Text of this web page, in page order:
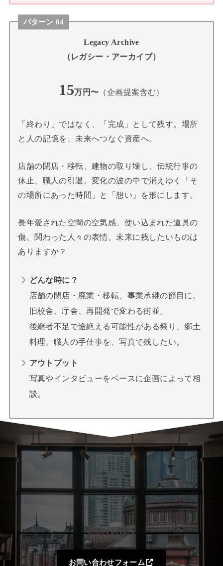
パターン 04
Legacy Archive
（レガシー・アーカイブ）
15万円〜 （企画提案含む）
「終わり」ではなく、「完成」として残す。場所
と人の記憶を、未来へつなぐ資産へ。
店舗の閉店・移転、建物の取り壊し、伝統行事の
休止、職人の引退。変化の波の中で消えゆく「そ
の場所にあった時間」と「想い」を形にします。
長年愛された空間の空気感、使い込まれた道具の
傷、関わった人々の表情。未来に残したいものは
ありますか？
どんな時に？
店舗の閉店・廃業・移転、事業承継の節目に。
旧校舎、庁舎、再開発で変わる街並。
後継者不足で途絶える可能性がある祭り、郷土
料理、職人の手仕事を、写真で残したい。
アウトプット
写真やインタビューをベースに企画によって相
談。
CONTACT
お問い合わせフォーム